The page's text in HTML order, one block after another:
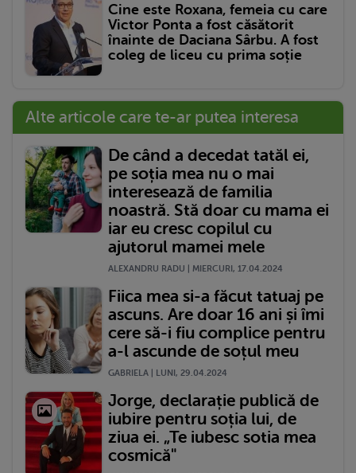
Cine este Roxana, femeia cu care
Victor Ponta a fost căsătorit
înainte de Daciana Sârbu. A fost
coleg de liceu cu prima soție
Alte articole care te-ar putea interesa
De când a decedat tatăl ei,
pe soția mea nu o mai
interesează de familia
noastră. Stă doar cu mama ei
iar eu cresc copilul cu
ajutorul mamei mele
ALEXANDRU RADU | MIERCURI, 17.04.2024
Fiica mea si-a făcut tatuaj pe
ascuns. Are doar 16 ani și îmi
cere să-i fiu complice pentru
a-l ascunde de soțul meu
GABRIELA | LUNI, 29.04.2024
Jorge, declarație publică de
iubire pentru soția lui, de
ziua ei. „Te iubesc sotia mea
cosmică"